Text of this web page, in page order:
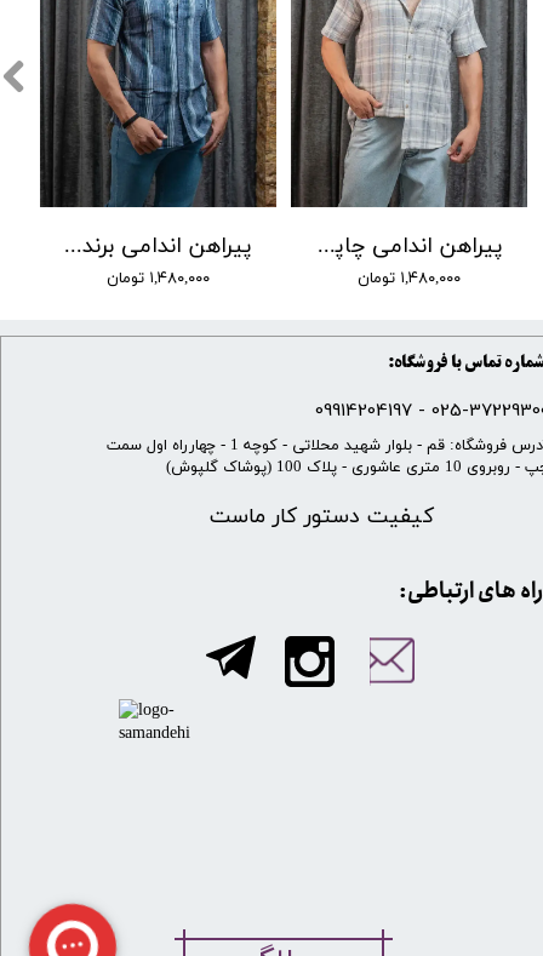
پیراهن اندامی برند Lw کد 04
۱,۴۸۰,۰۰۰ تومان
پیراهن اندامی چاپی برند LW کد 12
۱,۴۸۰,۰۰۰ تومان
شماره تماس با فروشگاه:
025-37229300 -
کیفیت دستور کار ماست
​آدرس فروشگاه: قم - بلوار شهید محلاتی - کوچه 1 - چهارراه اول سمت
10 متری عاشوری - پلاک 100 (پوشاک گلپوش)
​​راه های ارتباطی: